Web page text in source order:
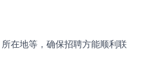
在地等，确保招聘方能顺利联